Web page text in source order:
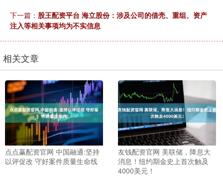
下一篇： 股王配资平台 海立股份：涉及公司的借壳、重组、资产
注入等相关事项均为不实信息
相关文章
点点赢配资官网 中国融通:坚持
以评促改 守好案件质量生命线
友钱配资官网 美联储，降息大
消息！纽约期金史上首次触及
4000美元！